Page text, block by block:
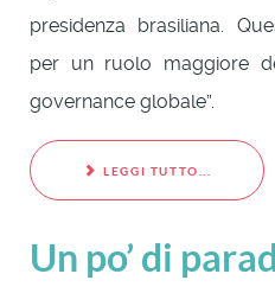
presidenza brasiliana.
per un ruolo maggiore
governance globale”.
LEGGI TUTTO...
Un po’ di